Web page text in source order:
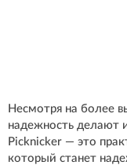
Несмотря на более
надежность делают
Picknicker — это
который станет